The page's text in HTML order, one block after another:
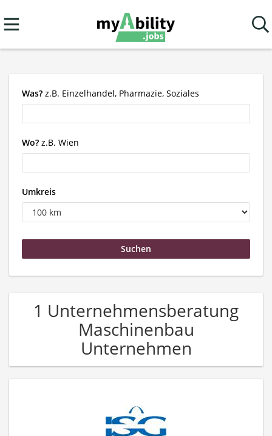
Was? z.B. Einzelhandel, Pharmazie, Soziales
Wo? z.B. Wien
Umkreis
1 Unternehmensberatung
Maschinenbau
Unternehmen